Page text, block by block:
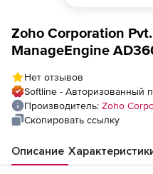
Zoho Corporation
ManageEngine
Edition Model
Users
Нет отзывов
Softline - Авторизованный
Производитель: Zoho
Скопировать ссылку
Описание